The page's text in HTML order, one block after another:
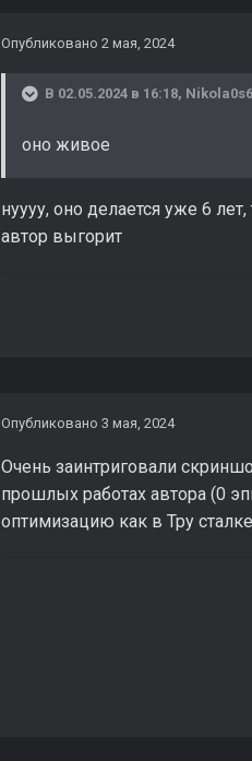
Опубликовано 2 мая, 2024
В 02.05.2024 в 16:18,
оно живое
нуууу, оно делается уже 6
автор выгорит
Опубликовано 3 мая, 2024
Очень заинтриговали
прошлых работах автора (0
оптимизацию как в Тру